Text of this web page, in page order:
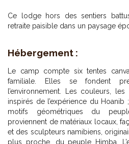
Ce lodge hors des sentiers
retraite paisible dans un paysage
Hébergement :
Le camp compte six tentes
familiale. Elles se fondent
l’environnement. Les couleurs,
inspirés de l’expérience du Hoanib
motifs géométriques du
proviennent de matériaux locaux,
et des sculpteurs namibiens,
plus proche, du peuple Himba.